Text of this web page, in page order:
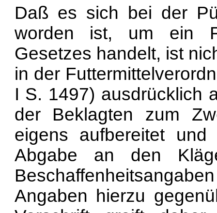
Daß es sich bei der
worden ist, um ein
Gesetzes handelt, ist
in der
I S. 1497) ausdrücklich
der Beklagten zum
eigens aufbereitet
Abgabe an den
Angaben hierzu